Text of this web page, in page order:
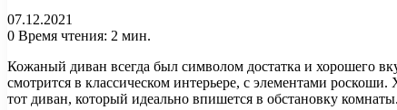
07.12.2021
0 Время чтения: 2 мин.
Кожаный диван всегда был символом достатка и хорошего
смотрится в классическом интерьере, с элементами
тот диван, который идеально впишется в обстановку